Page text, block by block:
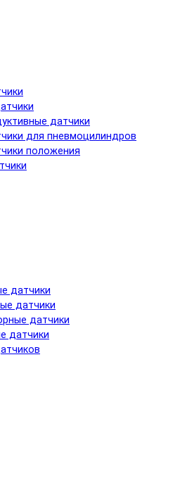
датчики
для пневмоцилиндров
положения
датчики
датчики
датчики
датчики